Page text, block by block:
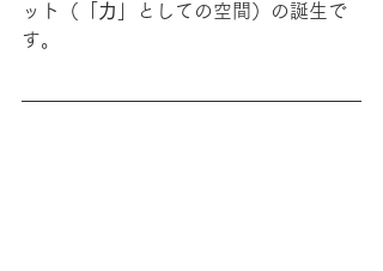
ット（「 力
」としての空間）の誕生で
す。